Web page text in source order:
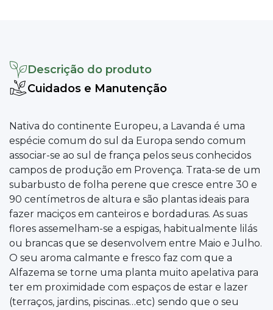
Descrição do produto
Cuidados e Manutenção
Nativa do continente Europeu, a Lavanda é uma
espécie comum do sul da Europa sendo comum
associar-se ao sul de frança pelos seus conhecidos
campos de produção em Provença. Trata-se de um
subarbusto de folha perene que cresce entre 30 e
90 centímetros de altura e são plantas ideais para
fazer maciços em canteiros e bordaduras. As suas
flores assemelham-se a espigas, habitualmente lilás
ou brancas que se desenvolvem entre Maio e Julho.
O seu aroma calmante e fresco faz com que a
Alfazema se torne uma planta muito apelativa para
ter em proximidade com espaços de estar e lazer
(terraços, jardins, piscinas…etc) sendo que o seu